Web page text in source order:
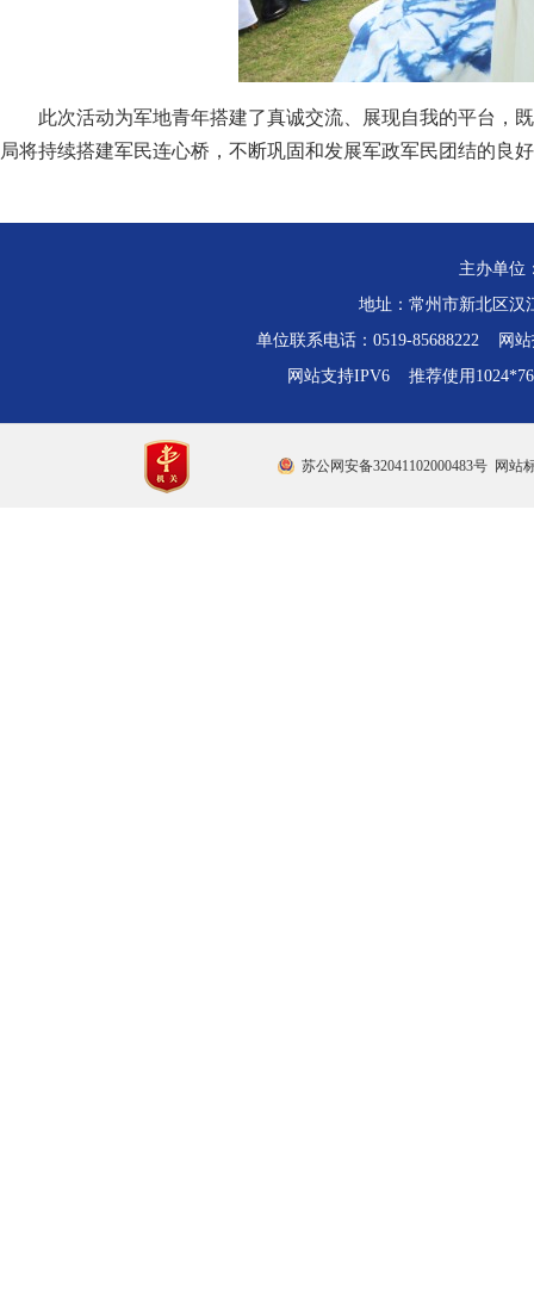
此次活动为军地青年搭建了真诚交流、展现自我的平台，
局将持续搭建军民连心桥，不断巩固和发展军政军民团结的良
主办单位
地址：常州市新北区
单位联系电话：0519-85688222 网站
网站支持IPV6 推荐使用
苏公网安备32041102000483号 网站